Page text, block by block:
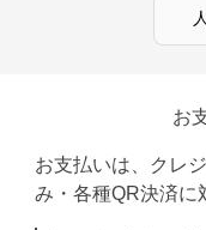
お
お支払いは、クレ
み・各種QR決済に